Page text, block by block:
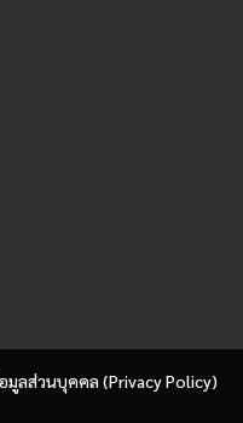
ลส่วนบุคคล (Privacy Policy)